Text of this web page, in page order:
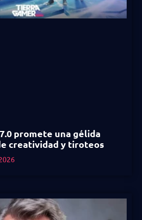
promete una gélida
creatividad y tiroteos